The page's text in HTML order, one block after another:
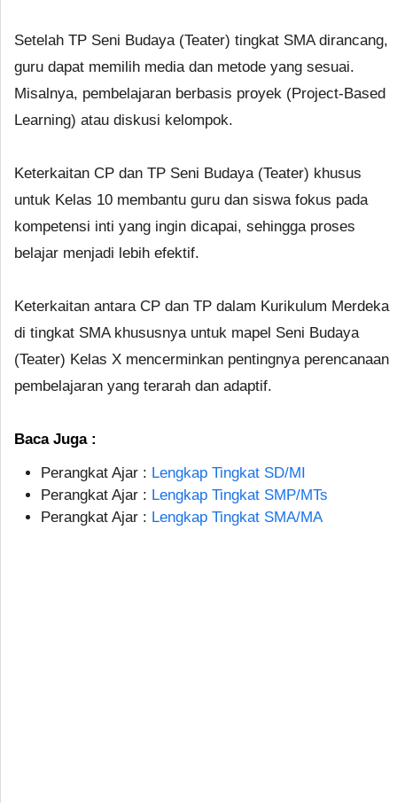
Setelah TP Seni Budaya (Teater) tingkat SMA dirancang,
guru dapat memilih media dan metode yang sesuai.
Misalnya, pembelajaran berbasis proyek (Project-Based
Learning) atau diskusi kelompok.
Keterkaitan CP dan TP Seni Budaya (Teater) khusus
untuk Kelas 10 membantu guru dan siswa fokus pada
kompetensi inti yang ingin dicapai, sehingga proses
belajar menjadi lebih efektif.
Keterkaitan antara CP dan TP dalam Kurikulum Merdeka
di tingkat SMA khususnya untuk mapel Seni Budaya
(Teater) Kelas X mencerminkan pentingnya perencanaan
pembelajaran yang terarah dan adaptif.
Baca Juga :
Perangkat Ajar : Lengkap Tingkat SD/MI
Perangkat Ajar : Lengkap Tingkat SMP/MTs
Perangkat Ajar : Lengkap Tingkat SMA/MA